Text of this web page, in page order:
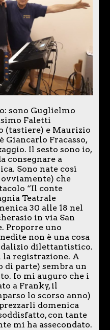
sono Guglielmo
Faletti
(tastiere) e Maurizio
Giancarlo Fracasso,
Il sesto sono io,
consegnare a
Sono nate così
che
“Il conte
Teatrale
30 alle 18 nel
in via San
Proporre uno
non è una cosa
dilettantistico.
registrazione. A
di parte) sembra un
Io mi auguro che i
a Franky, il
lo scorso anno)
domenica
con tante
mi ha assecondato.